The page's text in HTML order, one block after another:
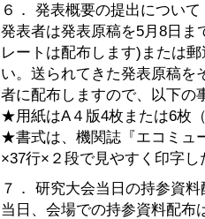
６． 発表概要の提出について
発表者は発表原稿を5月8日ま
レートは配布します)または
い。送られてきた発表原稿を
者に配布しますので、以下の
★用紙はA４版4枚または6枚
★書式は、機関誌『エコミュ
×37行×２段で見やすく印字
７． 研究大会当日の持参資
当日、会場での持参資料配布